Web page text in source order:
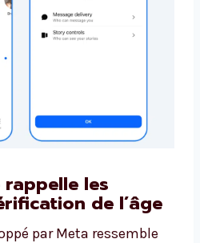
les
de l’âge
par Meta ressemble